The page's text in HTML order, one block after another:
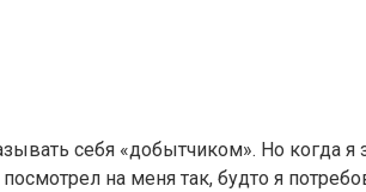
себя «добытчиком». Но когда я
на меня так, будто я